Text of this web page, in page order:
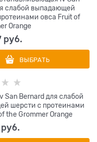
слабой выпадающей
овса Fruit of
Orange
руб.
ВЫБРАТЬ
San Bernard для слабой
шерсти с протеинами
the Grommer Orange
руб.